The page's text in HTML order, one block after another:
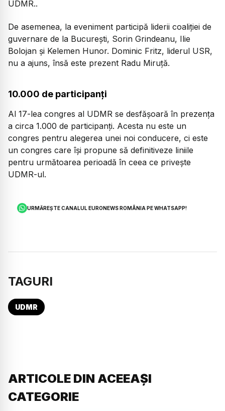
UDMR..
De asemenea, la eveniment participă liderii coaliției de
guvernare de la București, Sorin Grindeanu, Ilie
Bolojan și Kelemen Hunor. Dominic Fritz, liderul USR,
nu a ajuns, însă este prezent Radu Miruță.
10.000 de participanți
Al 17-lea congres al UDMR se desfăşoară în prezenţa
a circa 1.000 de participanţi. Acesta nu este un
congres pentru alegerea unei noi conducere, ci este
un congres care își propune să definitiveze liniile
pentru următoarea perioadă în ceea ce privește
UDMR-ul.
URMĂREȘTE CANALUL EURONEWS ROMÂNIA PE WHATSAPP!
TAGURI
UDMR
ARTICOLE DIN ACEEAȘI
CATEGORIE